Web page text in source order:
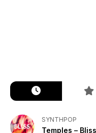
SYNTHPOP
Temples – Bliss